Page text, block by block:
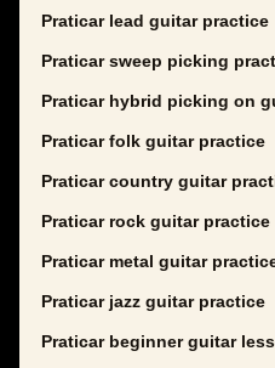
Praticar lead guitar practice
Praticar sweep picking
Praticar hybrid picking on
Praticar folk guitar practice
Praticar country guitar
Praticar rock guitar practice
Praticar metal guitar
Praticar jazz guitar practice
Praticar beginner guitar